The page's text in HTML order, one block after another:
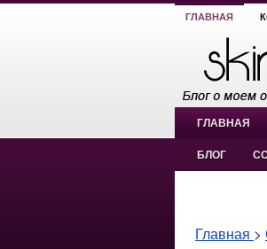
ГЛАВНАЯ
ГЛАВНАЯ
БЛОГ
Главная >